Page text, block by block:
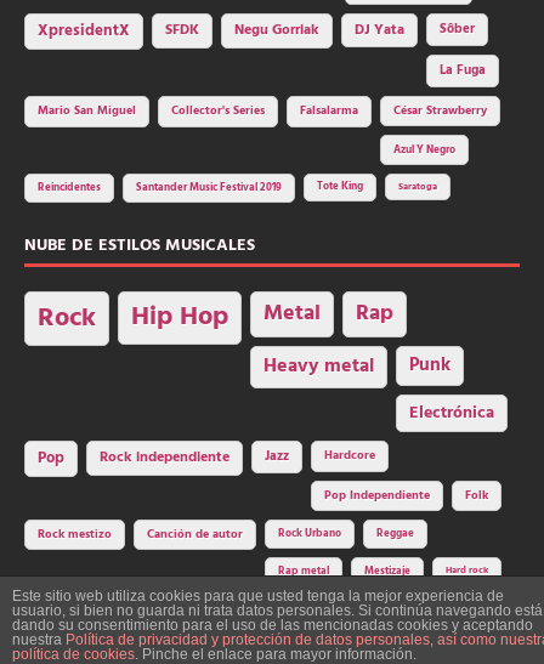
XpresidentX SFDK Negu Gorriak DJ Yata
Sôber
La Fuga
Mario San Miguel
Collector's Series Falsalarma César Strawberry
Azul Y Negro
Reincidentes Santander Music Festival 2019 Tote King Saratoga
NUBE DE ESTILOS MUSICALES
Rock Hip Hop Metal Rap
Heavy metal Punk
Electrónica
Pop Rock independiente Jazz Hardcore
Pop Independiente Folk
Rock mestizo Canción de autor Rock Urbano Reggae
Rap metal Mestizaje Hard rock
Construcción y diseño: La Factoría del Ritmo Art Studio. Edita: Asociación
Este sitio web utiliza cookies para que usted tenga la mejor experiencia de
usuario, si bien no guarda ni trata datos personales. Si continúa navegando está
dando su consentimiento para el uso de las mencionadas cookies y aceptando
nuestra Política de privacidad y protección de datos personales, así como
política de cookies. Pinche el enlace para mayor información.